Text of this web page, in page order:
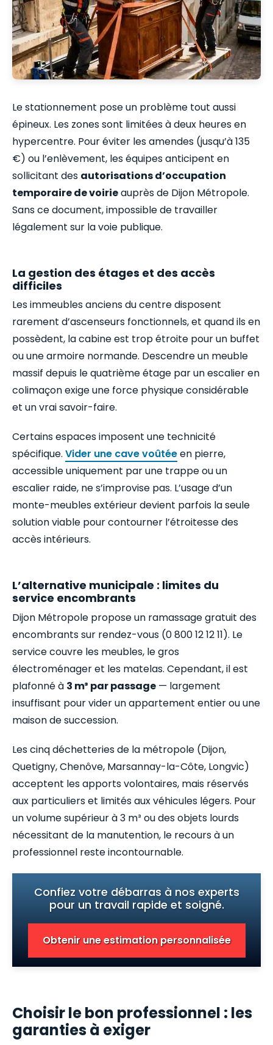
Le stationnement pose un problème tout aussi
épineux. Les zones sont limitées à deux heures en
hypercentre. Pour éviter les amendes (jusqu’à 135
€) ou l’enlèvement, les équipes anticipent en
sollicitant des autorisations d’occupation
temporaire de voirieauprès de Dijon Métropole.
Sans ce document, impossible de travailler
légalement sur la voie publique.
La gestion des étages et des accès
difficiles
Les immeubles anciens du centre disposent
rarement d’ascenseurs fonctionnels, et quand ils en
possèdent, la cabine est trop étroite pour un buffet
ou une armoire normande. Descendre un meuble
massif depuis le quatrième étage par un escalier en
colimaçon exige une force physique considérable
et un vrai savoir-faire.
Certains espaces imposent une technicité
spécifique. Vider une cave voûtéeen pierre,
accessible uniquement par une trappe ou un
escalier raide, ne s’improvise pas. L’usage d’un
monte-meubles extérieur devient parfois la seule
solution viable pour contourner l’étroitesse des
accès intérieurs.
L’alternative municipale : limites du
service encombrants
Dijon Métropole propose un ramassage gratuit des
encombrants sur rendez-vous (0 800 12 12 11). Le
service couvre les meubles, le gros
électroménager et les matelas. Cependant, il est
plafonné à 3 m³ par passage — largement
insuffisant pour vider un appartement entier ou une
maison de succession.
Les cinq déchetteries de la métropole (Dijon,
Quetigny, Chenôve, Marsannay-la-Côte, Longvic)
acceptent les apports volontaires, mais réservés
aux particuliers et limités aux véhicules légers. Pour
un volume supérieur à 3 m³ ou des objets lourds
nécessitant de la manutention, le recours à un
professionnel reste incontournable.
Confiez votre débarras à nos experts
pour un travail rapide et soigné.
Obtenir une estimation personnalisée
Choisir le bon professionnel : les
garanties à exiger